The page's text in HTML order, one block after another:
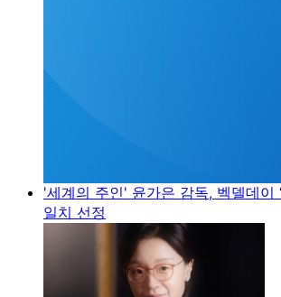
'세계의 주인' 윤가은 감독, 벡델데이
일치 선정